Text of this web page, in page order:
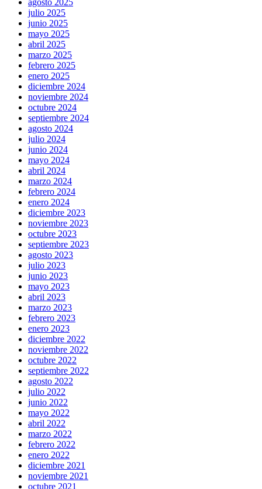
agosto 2025
julio 2025
junio 2025
mayo 2025
abril 2025
marzo 2025
febrero 2025
enero 2025
diciembre 2024
noviembre 2024
octubre 2024
septiembre 2024
agosto 2024
julio 2024
junio 2024
mayo 2024
abril 2024
marzo 2024
febrero 2024
enero 2024
diciembre 2023
noviembre 2023
octubre 2023
septiembre 2023
agosto 2023
julio 2023
junio 2023
mayo 2023
abril 2023
marzo 2023
febrero 2023
enero 2023
diciembre 2022
noviembre 2022
octubre 2022
septiembre 2022
agosto 2022
julio 2022
junio 2022
mayo 2022
abril 2022
marzo 2022
febrero 2022
enero 2022
diciembre 2021
noviembre 2021
octubre 2021